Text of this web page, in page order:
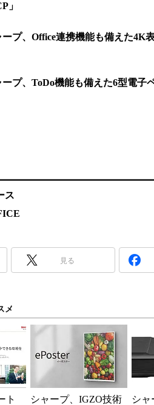
」
ープ、Office連携機能も備えた4K
ープ、ToDo機能も備えた6型電子
ス
見る
メ
ト
シャープ、IGZO技術
シャ